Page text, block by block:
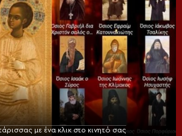
με ένα κλικ στο κινητό σας